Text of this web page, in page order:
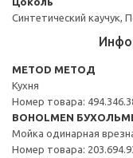
Синтетический каучук,
METOD МЕТОД
Кухня
Номер товара:
BOHOLMEN
Мойка одинарная
Номер товара: